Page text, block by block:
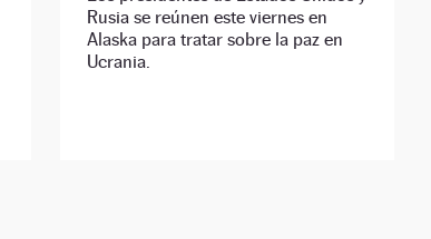
Rusia se reúnen este viernes en
Alaska para tratar sobre la paz en
Ucrania.